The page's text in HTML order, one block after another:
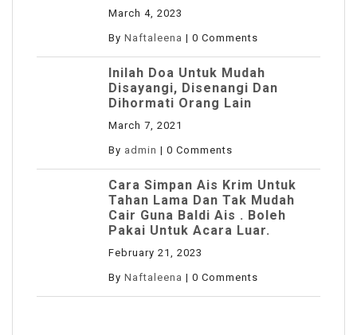
March 4, 2023
By Naftaleena | 0 Comments
Inilah Doa Untuk Mudah
Disayangi, Disenangi Dan
Dihormati Orang Lain
March 7, 2021
By admin | 0 Comments
Cara Simpan Ais Krim Untuk
Tahan Lama Dan Tak Mudah
Cair Guna Baldi Ais . Boleh
Pakai Untuk Acara Luar.
February 21, 2023
By Naftaleena | 0 Comments